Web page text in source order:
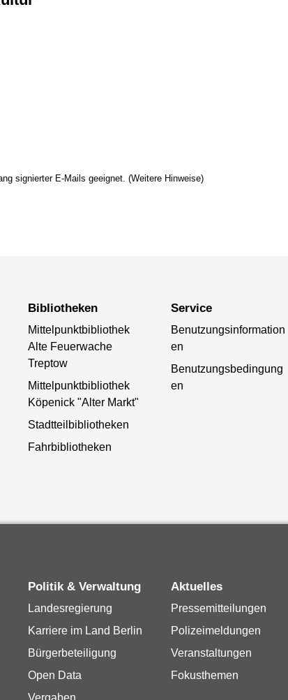
signierter E-Mails geeignet. (Weitere Hinweise)
Bibliotheken
Mittelpunktbibliothek
Alte Feuerwache
Treptow
Mittelpunktbibliothek
Köpenick "Alter Markt"
Stadtteilbibliotheken
Fahrbibliotheken
Service
Benutzungsinformation
en
Benutzungsbedingung
en
Politik & Verwaltung
Landesregierung
Karriere im Land Berlin
Bürgerbeteiligung
Open Data
Vergaben
Aktuelles
Pressemitteilungen
Polizeimeldungen
Veranstaltungen
Fokusthemen